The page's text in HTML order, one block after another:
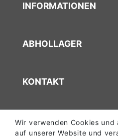
INFORMATIONEN
ABHOLLAGER
KONTAKT
Wir verwenden Cookies und
auf unserer Website und